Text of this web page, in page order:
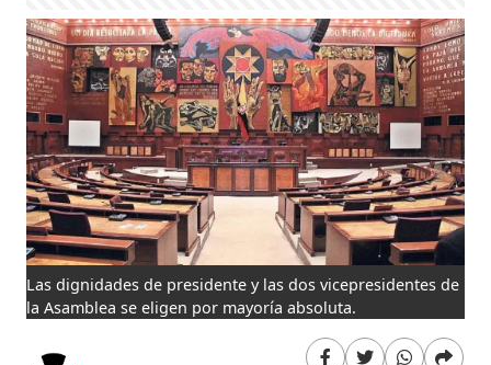
Las dignidades de presidente y las dos vicepresidentes de
la Asamblea se eligen por mayoría absoluta.